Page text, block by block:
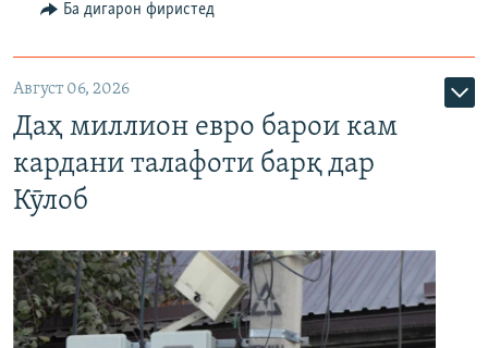
Ба дигарон фиристед
Август 06, 2026
Даҳ миллион евро барои кам
кардани талафоти барқ дар
Кӯлоб